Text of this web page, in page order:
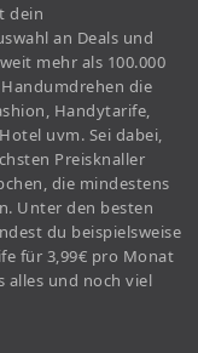
dein
an Deals und
mehr als 100.000
die
Handytarife,
uvm. Sei dabei,
Preisknaller
die mindestens
Unter den besten
du beispielsweise
für 3,99€ pro Monat
alles und noch viel